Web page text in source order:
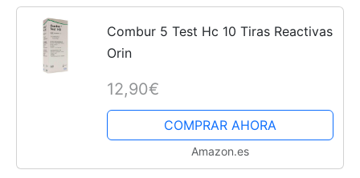
Combur 5 Test Hc 10 Tiras Reactivas
Orin
12,90€
COMPRAR AHORA
Amazon.es